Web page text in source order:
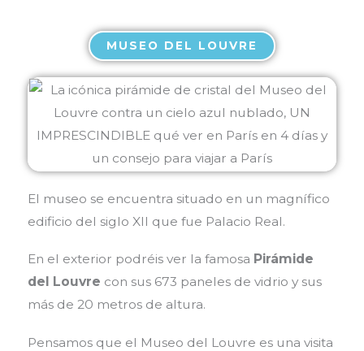
MUSEO DEL LOUVRE
El museo se encuentra situado en un magnífico
edificio del siglo XII que fue Palacio Real.
En el exterior podréis ver la famosa Pirámide
del Louvre con sus 673 paneles de vidrio y sus
más de 20 metros de altura.
Pensamos que el Museo del Louvre es una visita